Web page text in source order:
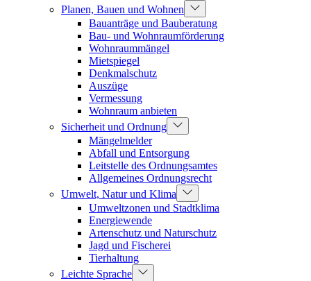
Planen, Bauen und Wohnen
Bauanträge und Bauberatung
Bau- und Wohnraumförderung
Wohnraummängel
Mietspiegel
Denkmalschutz
Auszüge
Vermessung
Wohnraum anbieten
Sicherheit und Ordnung
Mängelmelder
Abfall und Entsorgung
Leitstelle des Ordnungsamtes
Allgemeines Ordnungsrecht
Umwelt, Natur und Klima
Umweltzonen und Stadtklima
Energiewende
Artenschutz und Naturschutz
Jagd und Fischerei
Tierhaltung
Leichte Sprache